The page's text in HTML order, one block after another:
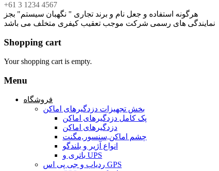
+61 3 1234 4567
هرگونه استفاده و جعل نام و برند تجاری " نگهبان سیستم" بجز
نمایندگی های رسمی شرکت موجب تعقیب کیفری متخلف می باشد
Shopping cart
Your shopping cart is empty.
Menu
فروشگاه
بخش تجهیزات دزدگیرهای اماکن
پک کامل دزدگیرهای اماکن
دزدگیرهای اماکن
چشم اماکن,سنسور,مگنت
انواع آژیر و بلندگو
باتری و UPS
ردیاب و جی پی اس GPS